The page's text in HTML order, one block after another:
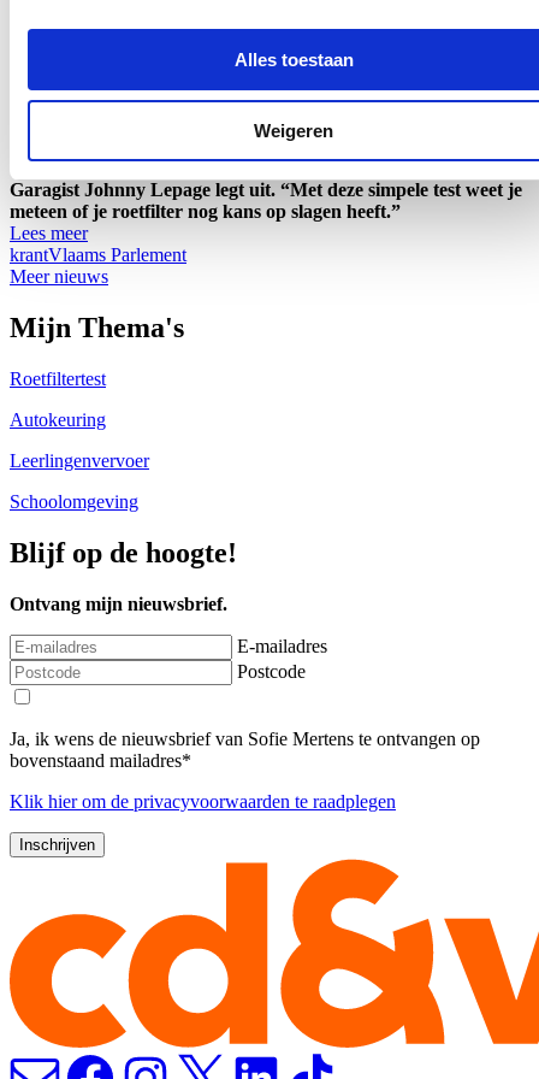
Alles toestaan
Weigeren
Vorig jaar werden bijna 6.600 wagens uit het verkeer gehaald
omwille van een te hoge roetuitstoot. Dat blijkt uit cijfers van de
keuringscentra die Vlaams Parlementslid Sofie Mertens
(CD&V) opvroeg. Welke wagens worden vooral getroffen? En
wat kun je doen om toch met je diesel te blijven rijden?
Garagist Johnny Lepage legt uit. “Met deze simpele test weet je
meteen of je roetfilter nog kans op slagen heeft.”
Lees meer
krantVlaams Parlement
Meer nieuws
Mijn Thema's
Roetfiltertest
Autokeuring
Leerlingenvervoer
Schoolomgeving
Blijf op de hoogte!
Ontvang mijn nieuwsbrief.
E-mailadres
Postcode
Ja, ik wens de nieuwsbrief van Sofie Mertens te ontvangen op
bovenstaand mailadres*
Klik hierom de privacyvoorwaarden te raadplegen